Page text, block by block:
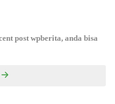
post wpberita, anda bisa